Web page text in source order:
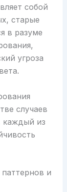
собой
старые
в разуме
угроза
случаев
каждый из
и